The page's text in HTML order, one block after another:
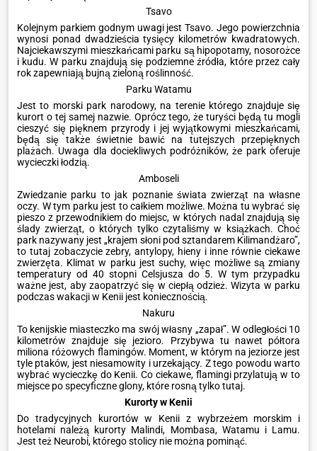
Tsavo
Kolejnym parkiem godnym uwagi jest Tsavo. Jego powierzchnia
wynosi ponad dwadzieścia tysięcy kilometrów kwadratowych.
Najciekawszymi mieszkańcami parku są hipopotamy, nosorożce
i kudu. W parku znajdują się podziemne źródła, które przez cały
rok zapewniają bujną zieloną roślinność.
Parku Watamu
Jest to morski park narodowy, na terenie którego znajduje się
kurort o tej samej nazwie. Oprócz tego, że turyści będą tu mogli
cieszyć się pięknem przyrody i jej wyjątkowymi mieszkańcami,
będą się także świetnie bawić na tutejszych przepięknych
plażach. Uwaga dla dociekliwych podróżników, że park oferuje
wycieczki łodzią.
Amboseli
Zwiedzanie parku to jak poznanie świata zwierząt na własne
oczy. W tym parku jest to całkiem możliwe. Można tu wybrać się
pieszo z przewodnikiem do miejsc, w których nadal znajdują się
ślady zwierząt, o których tylko czytaliśmy w książkach. Choć
park nazywany jest „krajem słoni pod sztandarem Kilimandżaro”,
to tutaj zobaczycie zebry, antylopy, hieny i inne równie ciekawe
zwierzęta. Klimat w parku jest suchy, więc możliwe są zmiany
temperatury od 40 stopni Celsjusza do 5. W tym przypadku
ważne jest, aby zaopatrzyć się w ciepłą odzież. Wizyta w parku
podczas wakacji w Kenii jest koniecznością.
Nakuru
To kenijskie miasteczko ma swój własny „zapał”. W odległości 10
kilometrów znajduje się jezioro. Przybywa tu nawet półtora
miliona różowych flamingów. Moment, w którym na jeziorze jest
tyle ptaków, jest niesamowity i urzekający. Z tego powodu warto
wybrać wycieczkę do Kenii. Co ciekawe, flamingi przylatują w to
miejsce po specyficzne glony, które rosną tylko tutaj.
Kurorty w Kenii
Do tradycyjnych kurortów w Kenii z wybrzeżem morskim i
hotelami należą kurorty Malindi, Mombasa, Watamu i Lamu.
Jest też Neurobi, którego stolicy nie można pominąć.